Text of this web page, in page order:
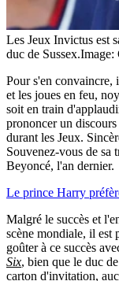
Les Jeux Invictus est
duc de Sussex.Image:
Pour s'en convaincre,
et les joues en feu,
soit en train
prononcer un
durant les Jeux.
Souvenez-vous de sa
Beyoncé, l'an dernier.
Le prince Harry
Malgré le succès et
scène mondiale, il est
goûter à ce succès
Six, bien que le duc
carton d'invitation,